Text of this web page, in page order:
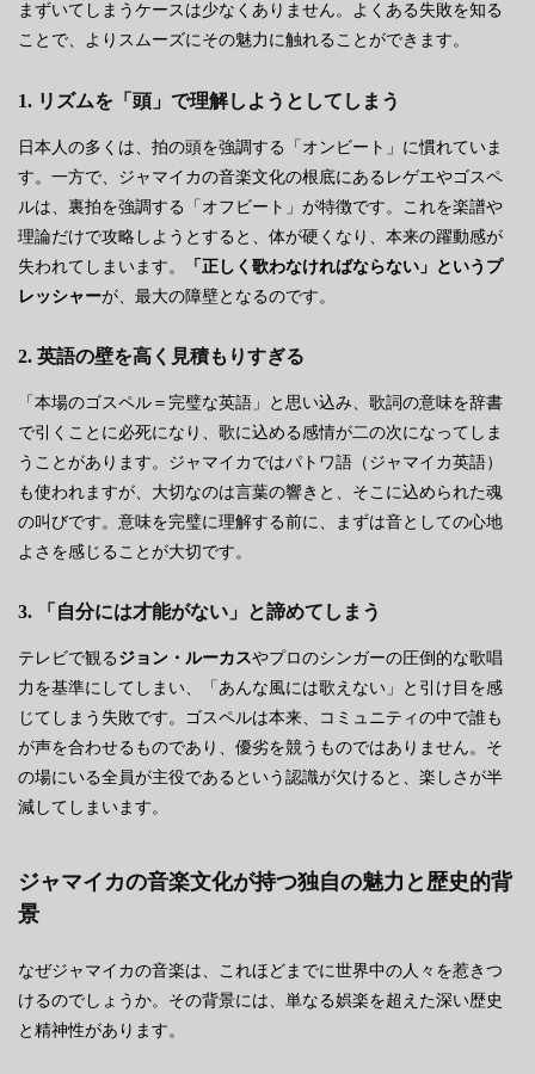
まずいてしまうケースは少なくありません。よくある失敗を知る
ことで、よりスムーズにその魅力に触れることができます。
1. リズムを「頭」で理解しようとしてしまう
日本人の多くは、拍の頭を強調する「オンビート」に慣れていま
す。一方で、ジャマイカの音楽文化の根底にあるレゲエやゴスペ
ルは、裏拍を強調する「オフビート」が特徴です。これを楽譜や
理論だけで攻略しようとすると、体が硬くなり、本来の躍動感が
失われてしまいます。
「正しく歌わなければならない」というプ
レッシャーが、最大の障壁となるのです。
2. 英語の壁を高く見積もりすぎる
「本場のゴスペル＝完璧な英語」と思い込み、歌詞の意味を辞書
で引くことに必死になり、歌に込める感情が二の次になってしま
うことがあります。ジャマイカではパトワ語（ジャマイカ英語）
も使われますが、大切なのは言葉の響きと、そこに込められた魂
の叫びです。意味を完璧に理解する前に、まずは音としての心地
よさを感じることが大切です。
3. 「自分には才能がない」と諦めてしまう
テレビで観る ジョン・ルーカスやプロのシンガーの圧倒的な歌唱
力を基準にしてしまい、「あんな風には歌えない」と引け目を感
じてしまう失敗です。ゴスペルは本来、コミュニティの中で誰も
が声を合わせるものであり、優劣を競うものではありません。そ
の場にいる全員が主役であるという認識が欠けると、楽しさが半
減してしまいます。
ジャマイカの音楽文化が持つ独自の魅力と歴史的背
景
なぜジャマイカの音楽は、これほどまでに世界中の人々を惹きつ
けるのでしょうか。その背景には、単なる娯楽を超えた深い歴史
と精神性があります。